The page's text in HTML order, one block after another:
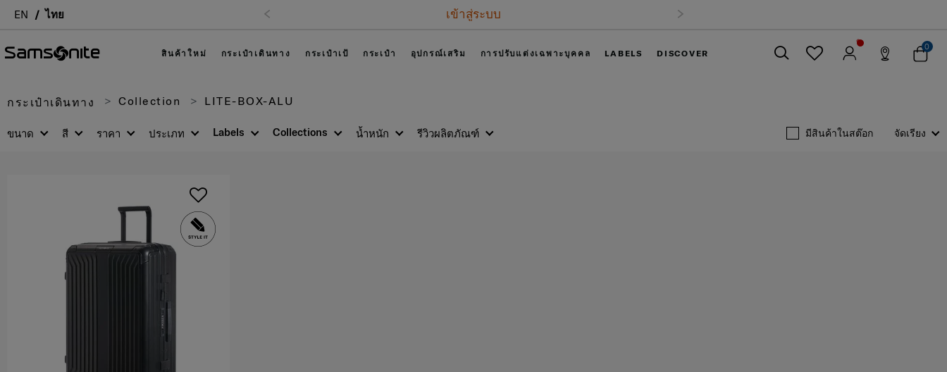
EN ไทย เข้าสู่ระบบ
สินค้าใหม่ กระเป๋าเดินทาง กระเป๋าเป้ กระเป๋า อุปกรณ์เสริม การปรับแต่งเฉพาะบุคคล LABELS DISCOVER
0
กระเป๋าเดินทาง Collection LITE-BOX-ALU
ขนาด สี ราคา Labels Collections น้ำหนัก รีวิวผลิตภัณฑ์
ประเภท มีสินค้าในสต๊อก จัดเรียง